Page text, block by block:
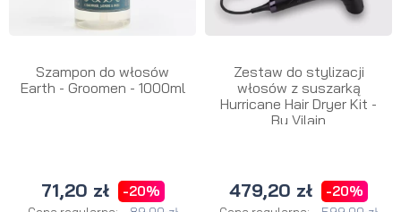
Szampon do włosów
Earth - Groomen - 1000ml
71,20 zł -20%
Zestaw do stylizacji
włosów z suszarką
Hurricane Hair Dryer Kit -
By Vilain
479,20 zł -20%